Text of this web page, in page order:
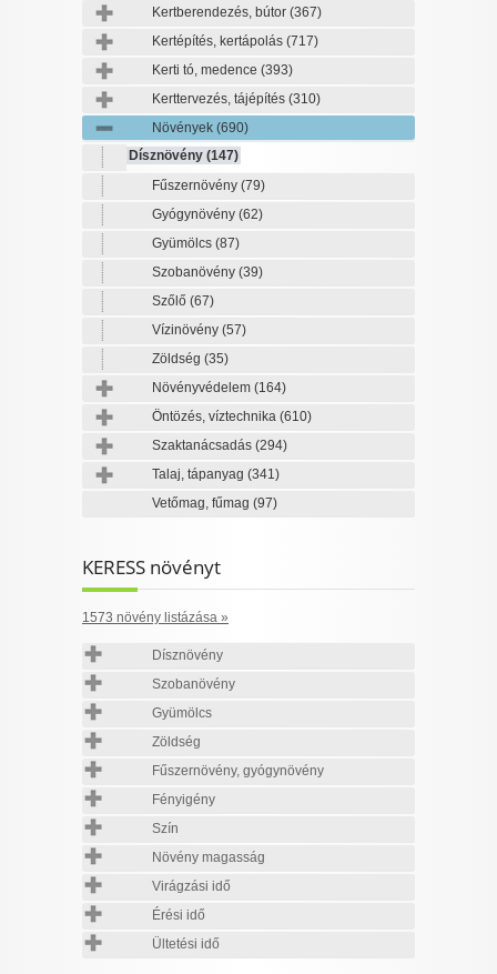
Kertberendezés, bútor (367)
Kertépítés, kertápolás (717)
Kerti tó, medence (393)
Kerttervezés, tájépítés (310)
Növények (690)
Dísznövény (147)
Fűszernövény (79)
Gyógynövény (62)
Gyümölcs (87)
Szobanövény (39)
Szőlő (67)
Vízinövény (57)
Zöldség (35)
Növényvédelem (164)
Öntözés, víztechnika (610)
Szaktanácsadás (294)
Talaj, tápanyag (341)
Vetőmag, fűmag (97)
KERESS növényt
1573 növény listázása »
Dísznövény
Szobanövény
Gyümölcs
Zöldség
Fűszernövény, gyógynövény
Fényigény
Szín
Növény magasság
Virágzási idő
Érési idő
Ültetési idő